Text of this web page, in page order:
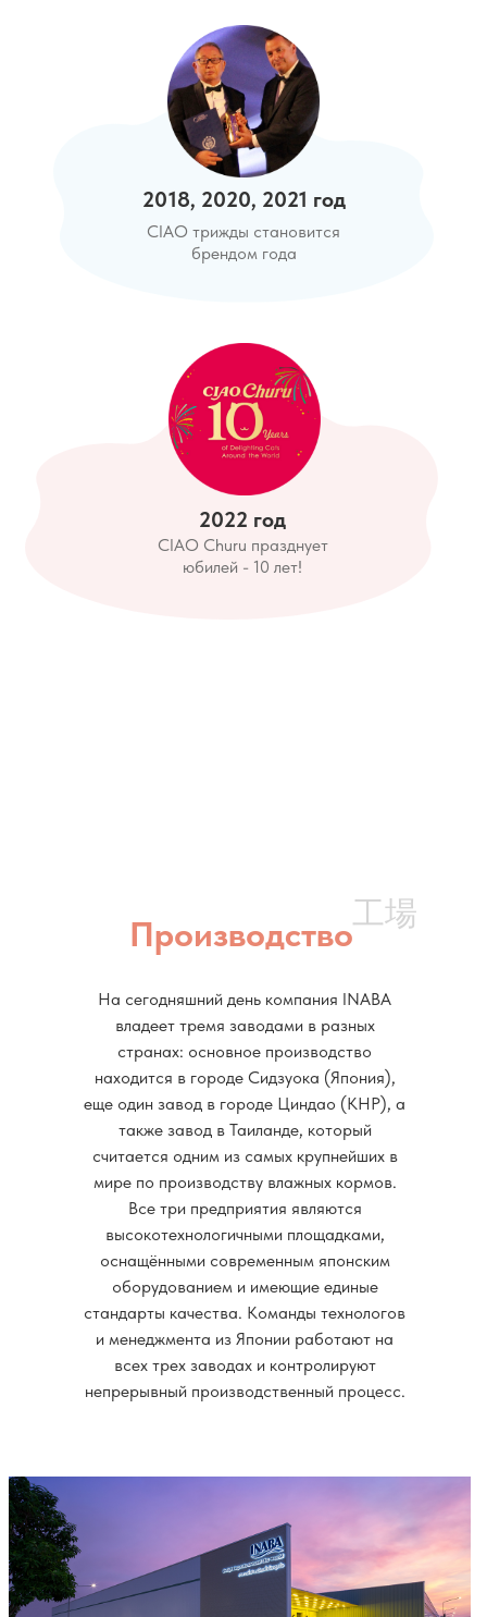
2018, 2020, 2021 год
CIAO трижды становится
брендом года
2022 год
CIAO Churu празднует
юбилей - 10 лет!
Производство
工場
На сегодняшний день компания INABA
владеет тремя заводами в разных
странах: основное производство
находится в городе Сидзуока (Япония),
еще один завод в городе Циндао (КНР), а
также завод в Таиланде, который
считается одним из самых крупнейших в
мире по производству влажных кормов.
Все три предприятия являются
высокотехнологичными площадками,
оснащёнными современным японским
оборудованием и имеющие единые
стандарты качества. Команды технологов
и менеджмента из Японии работают на
всех трех заводах и контролируют
непрерывный производственный процесс.